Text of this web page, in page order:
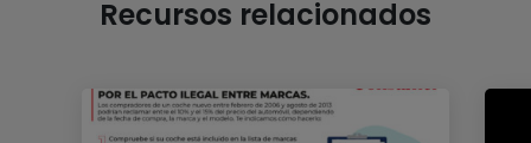
Recursos relacionados